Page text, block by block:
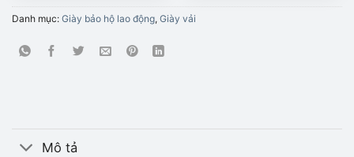
Danh mục: Giày bảo hộ lao động, Giày vải
Mô tả